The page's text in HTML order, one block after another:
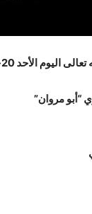
الأحد 20-10-2024:
“أبو مروان”